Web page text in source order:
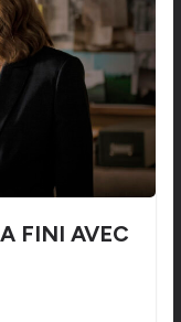
FINI AVEC